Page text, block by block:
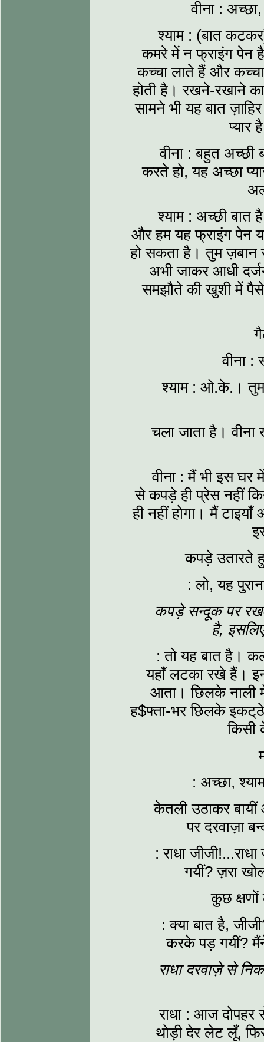
वीना :
श्याम : (बात
कमरे में न फ्राइंग पेन
कच्चा लाते हैं और
होती है। रखने-रखाने
सामने भी यह बात
वीना : बहुत अच्छी
करते हो, यह अच्छा
श्याम : अच्छी बात
और हम यह फ्राइंग पेन
हो सकता है। तुम ज़बान
अभी जाकर आधी
समझौते की खुशी में
वीना :
श्याम : ओ.के.। तुम
चला जाता है।
वीना : मैं भी इस घर
से कपड़े ही प्रेस नहीं
ही नहीं होगा। मैं
कपड़े उतारते
: लो, यह
कपड़े सन्दूक पर
है,
: तो यह बात है।
यहाँ लटका रखे हैं।
आता। छिलके नाली
ह$फ्ता-भर छिलके
किसी
: अच्छा,
केतली उठाकर
पर दरवाज़ा
: राधा
गयीं? ज़रा
कुछ
: क्या बात है,
करके पड़ गयीं?
राधा दरवाज़े से
राधा : आज दोपहर
थोड़ी देर लेट लूँ,